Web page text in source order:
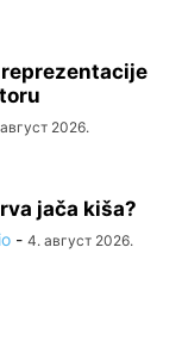
2026.
jača kiša?
- 4. август 2026.